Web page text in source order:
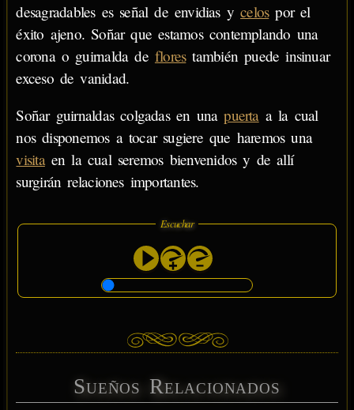
desagradables es señal de envidias ycelospor el
éxito ajeno. Soñar que estamos contemplando una
corona o guirnalda de florestambién puede insinuar
exceso de vanidad.
Soñar guirnaldas colgadas en unapuertaa la cual
nos disponemos a tocar sugiere que haremos una
visitaen la cual seremos bienvenidos y de allí
surgirán relaciones importantes.
Escuchar
Sueños Relacionados